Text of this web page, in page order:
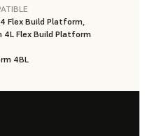
Flex Build Platform,
4L Flex Build Platform
4BL